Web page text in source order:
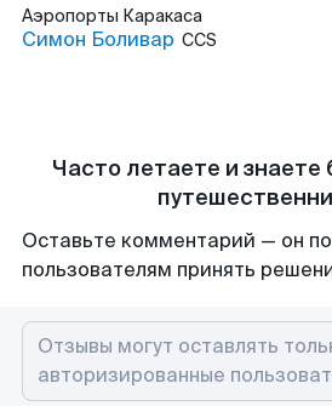
Аэропорты Каракаса
Симон Боливар CCS
Часто летаете и знаете
Оставьте комментарий — он
пользователям принять